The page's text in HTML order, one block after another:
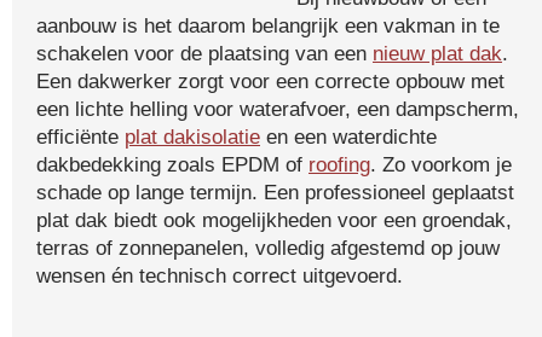
aanbouw is het daarom belangrijk een vakman in te
schakelen voor de plaatsing van een nieuw plat dak.
Een dakwerker zorgt voor een correcte opbouw met
een lichte helling voor waterafvoer, een dampscherm,
efficiënte plat dakisolatie en een waterdichte
dakbedekking zoals EPDM of roofing. Zo voorkom je
schade op lange termijn. Een professioneel geplaatst
plat dak biedt ook mogelijkheden voor een groendak,
terras of zonnepanelen, volledig afgestemd op jouw
wensen én technisch correct uitgevoerd.